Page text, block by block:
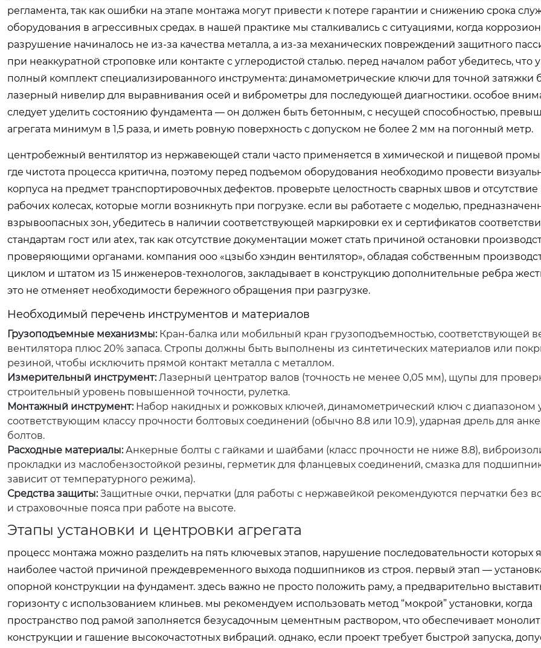
регламента, так как ошибки на этапе монтажа могут привести к потере гарантии и снижению срока
оборудования в агрессивных средах. в нашей практике мы сталкивались с ситуациями, когда
разрушение начиналось не из-за качества металла, а из-за механических повреждений защитного
при неаккуратной строповке или контакте с углеродистой сталью. перед началом работ убедитесь, что у
полный комплект специализированного инструмента: динамометрические ключи для точной затяжки
лазерный нивелир для выравнивания осей и виброметры для последующей диагностики. особое
следует уделить состоянию фундамента — он должен быть бетонным, с несущей способностью,
агрегата минимум в 1,5 раза, и иметь ровную поверхность с допуском не более 2 мм на погонный метр.
центробежный вентилятор из нержавеющей стали часто применяется в химической и пищевой
где чистота процесса критична, поэтому перед подъемом оборудования необходимо провести
корпуса на предмет транспортировочных дефектов. проверьте целостность сварных швов и
рабочих колесах, которые могли возникнуть при погрузке. если вы работаете с моделью,
взрывоопасных зон, убедитесь в наличии соответствующей маркировки ex и сертификатов
стандартам гост или atex, так как отсутствие документации может стать причиной остановки
проверяющими органами. компания ооо «цзыбо хэндин вентилятор», обладая собственным
циклом и штатом из 15 инженеров-технологов, закладывает в конструкцию дополнительные ребра
это не отменяет необходимости бережного обращения при разгрузке.
Необходимый перечень инструментов и материалов
Грузоподъемные механизмы:Кран-балка или мобильный кран грузоподъемностью, соответствующей
вентилятора плюс 20% запаса. Стропы должны быть выполнены из синтетических материалов или
резиной, чтобы исключить прямой контакт металла с металлом.
Измерительный инструмент:Лазерный центратор валов (точность не менее 0,05 мм), щупы для
строительный уровень повышенной точности, рулетка.
Монтажный инструмент:Набор накидных и рожковых ключей, динамометрический ключ с диапазоном
соответствующим классу прочности болтовых соединений (обычно 8.8 или 10.9), ударная дрель для
болтов.
Расходные материалы:Анкерные болты с гайками и шайбами (класс прочности не ниже 8.8),
прокладки из маслобензостойкой резины, герметик для фланцевых соединений, смазка для
зависит от температурного режима).
Средства защиты:Защитные очки, перчатки (для работы с нержавейкой рекомендуются перчатки без
и страховочные пояса при работе на высоте.
Этапы установки и центровки агрегата
процесс монтажа можно разделить на пять ключевых этапов, нарушение последовательности которых
наиболее частой причиной преждевременного выхода подшипников из строя. первый этап —
опорной конструкции на фундамент. здесь важно не просто положить раму, а предварительно
горизонту с использованием клиньев. мы рекомендуем использовать метод “мокрой” установки, когда
пространство под рамой заполняется безусадочным цементным раствором, что обеспечивает
конструкции и гашение высокочастотных вибраций. однако, если проект требует быстрой запуска,